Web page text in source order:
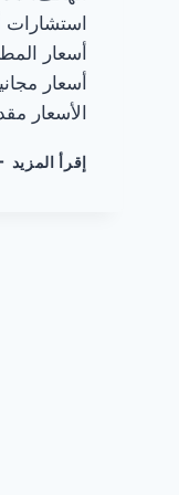
استشارات
أسعار
أسعار
الأسعار
إقرأ المزيد